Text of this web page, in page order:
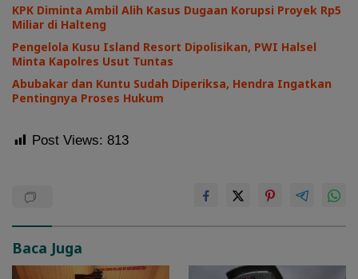
KPK Diminta Ambil Alih Kasus Dugaan Korupsi Proyek Rp5
Miliar di Halteng
Pengelola Kusu Island Resort Dipolisikan, PWI Halsel
Minta Kapolres Usut Tuntas
Abubakar dan Kuntu Sudah Diperiksa, Hendra Ingatkan
Pentingnya Proses Hukum
Post Views: 813
Baca Juga